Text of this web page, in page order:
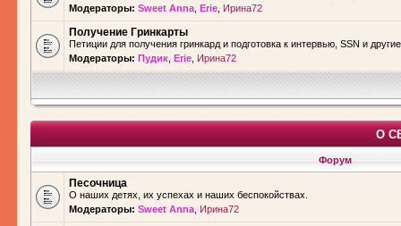
Модераторы: Sweet Anna Erie Ирина72
Получение Гринкарты
Петиции для получения гринкард и подготовка к интервью, SSN и
Модераторы: Пудик Erie Ирина72
О
Форум
Песочница
О наших детях, их успехах и наших беспокойствах.
Модераторы: Sweet Anna Ирина72